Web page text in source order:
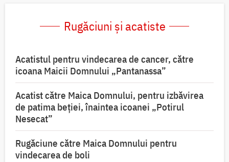
Rugăciuni și acatiste
Acatistul pentru vindecarea de cancer, către
icoana Maicii Domnului „Pantanassa”
Acatist către Maica Domnului, pentru izbăvirea
de patima beției, înaintea icoanei „Potirul
Nesecat”
Rugăciune către Maica Domnului pentru
vindecarea de boli